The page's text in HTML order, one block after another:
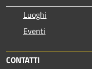
Luoghi
Eventi
CONTATTI